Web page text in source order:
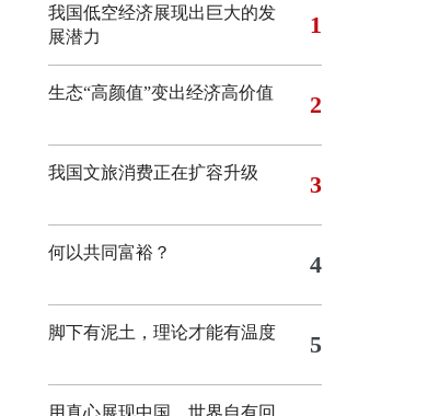
我国低空经济展现出巨大的发
展潜力
1
生态“高颜值”变出经济高价值 2
我国文旅消费正在扩容升级 3
何以共同富裕？ 4
脚下有泥土，理论才能有温度 5
用真心展现中国，世界自有回